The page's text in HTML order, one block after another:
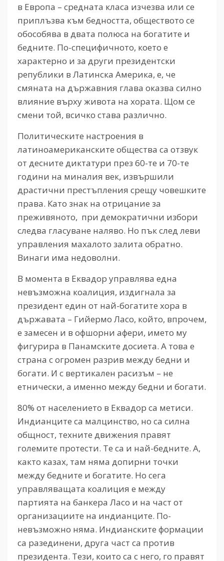
в Европа – средната класа изчезва или се
приплъзва към бедността, обществото се
обособява в двата полюса на богатите и
бедните. По-специфичното, което е
характерно и за други президентски
републики в Латинска Америка, е, че
смяната на държавния глава оказва силно
влияние върху живота на хората. Щом се
смени той, всичко става различно.
Политическите настроения в
латиноамериканските общества са отзвук
от десните диктатури през 60-те и 70-те
години на миналия век, извършили
драстични престъпления срещу човешките
права. Като знак на отрицание за
преживяното, при демократични избори
следва гласуване наляво. Но пък след леви
управления махалото залита обратно.
Винаги има недоволни.
В момента в Еквадор управлява една
невъзможна коалиция, издигнала за
президент един от най-богатите хора в
държавата – Гийермо Ласо, който, впрочем,
е замесен и в офшорни афери, името му
фигурира в Панамските досиета. А това е
страна с огромен разрив между бедни и
богати. И с вертикален расизъм – не
етнически, а именно между бедни и богати.
80% от населението в Еквадор са метиси.
Индианците са малцинство, но са силна
общност, техните движения правят
големите протести. Те са и най-бедните. А,
както казах, там няма допирни точки
между бедните и богатите. Но сега
управляващата коалиция е между
партията на банкера Ласо и на част от
организациите на индианците. По-
невъзможно няма. Индианските формации
са разединени, друга част са против
президента. Тези, които са с него, го правят